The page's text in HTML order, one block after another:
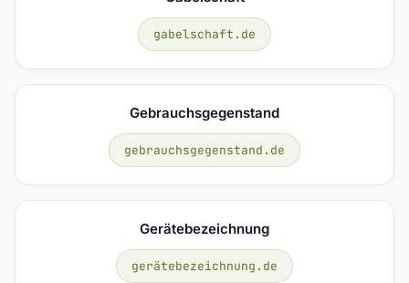
gabelschaft.de
Gebrauchsgegenstand
gebrauchsgegenstand.de
Gerätebezeichnung
gerätebezeichnung.de